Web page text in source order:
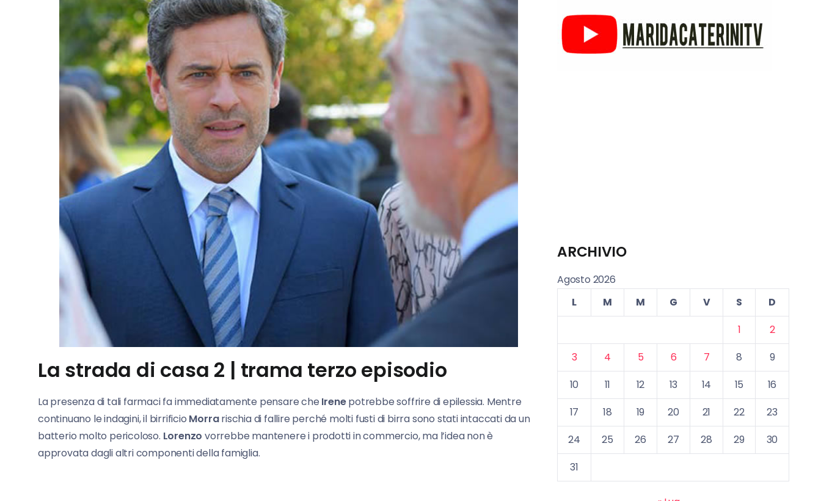
La strada di casa 2 | trama terzo episodio
La presenza di tali farmaci fa immediatamente pensare che Irenepotrebbe soffrire di epilessia. Mentre
continuano le indagini, il birrificio Morrarischia di fallire perché molti fusti di birra sono stati intaccati da un
batterio molto pericoloso. Lorenzo vorrebbe mantenere i prodotti in commercio, ma l’idea non è
approvata dagli altri componenti della famiglia.
ARCHIVIO
Agosto 2026
L
M M G V S
D
1
2
3
4 5 6 7 8
9
10
11 12 13 14 15
16
17
18 19 20 21 22
23
24
25 26 27 28 29
30
31